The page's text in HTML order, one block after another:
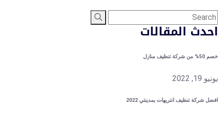
المقالات
تنظيف منازل
2022
شركة تنظيف انتريهات بمدينتي 2022